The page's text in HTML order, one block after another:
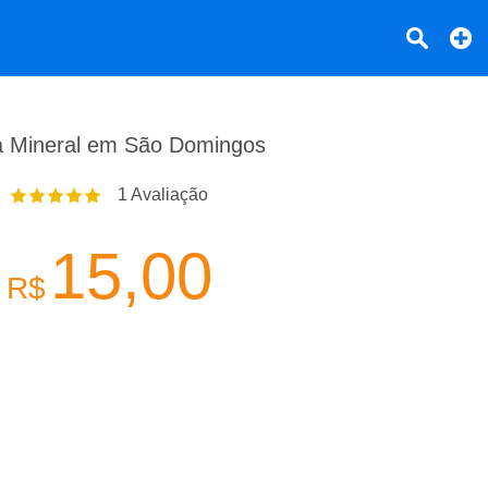
Mineral em São Domingos
1 Avaliação
R$ 15,00